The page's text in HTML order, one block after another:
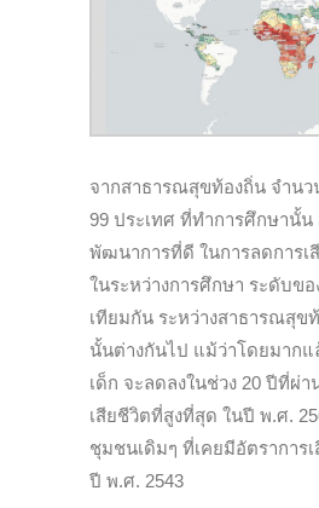
จากสาธารณสุขท้องถิ่น จำนว
99 ประเทศ ที่ทำการศึกษานั้
พัฒนาการที่ดี ในการลดการเ
ในระหว่างการศึกษา ระดับขอ
เทียมกัน ระหว่างสาธารณสุข
นั้นต่างกันไป แม้ว่าโดยมากแ
เด็ก จะลดลงในช่วง 20 ปีที่ผ่
เสียชีวิตที่สูงที่สุด ในปี พ.ศ.
ชุมชนเดิมๆ ที่เคยมีอัตราการ
ปี พ.ศ. 2543